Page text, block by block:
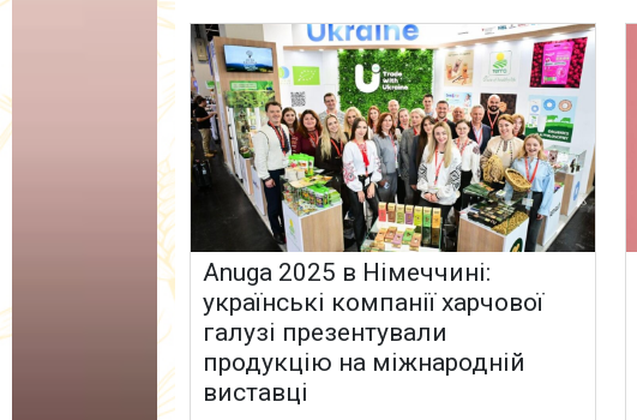
Anuga 2025 в Німеччині:
українські компанії харчової
галузі презентували
продукцію на міжнародній
виставці